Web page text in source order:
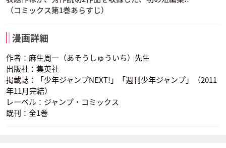
（コミックス第1巻あらすじ）
漫画詳細
作者：麻生周一（あそうしゅういち）先生
出版社：集英社
掲載誌：「少年ジャンプNEXT!」「週刊少年ジャンプ」（2011
年11月完結）
レーベル：ジャンプ・コミックス
既刊：全1巻